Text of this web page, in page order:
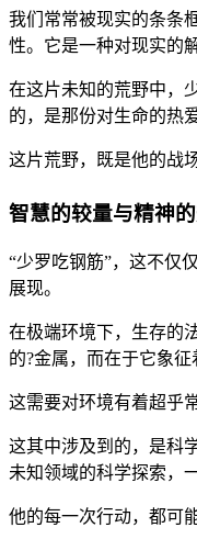
我们常常被现实的条条
性。它是一种对现实的
在这片未知的荒野中，
的，是那份对生命的热
这片荒野，既是他的战
智慧的较量与精神
“少罗吃钢筋”，这不仅
展现。
在极端环境下，生存的
的?金属，而在于它象
这需要对环境有着超乎
这其中涉及到的，是科
未知领域的科学探索，
他的每一次行动，都可